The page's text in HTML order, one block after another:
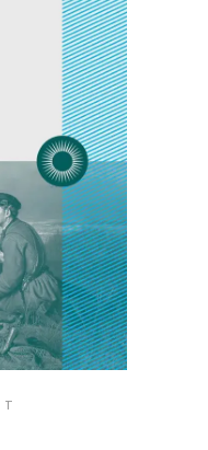
Aquest
producte
té
diverses
variants.
Les
opcions
es
poden